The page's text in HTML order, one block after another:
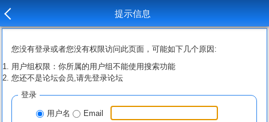
提示信息
您没有登录或者您没有权限访问此页面，可能如下几个原因:
用户组权限：你所属的用户组不能使用搜索功能
您还不是论坛会员,请先登录论坛
登录
用户名 Email